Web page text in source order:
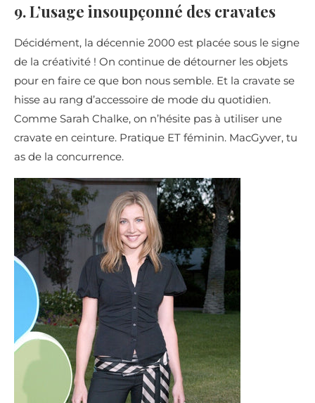
9. L’usage insoupçonné des cravates
Décidément, la décennie 2000 est placée sous le signe
de la créativité ! On continue de détourner les objets
pour en faire ce que bon nous semble. Et la cravate se
hisse au rang d’accessoire de mode du quotidien.
Comme Sarah Chalke, on n’hésite pas à utiliser une
cravate en ceinture. Pratique ET féminin. MacGyver, tu
as de la concurrence.